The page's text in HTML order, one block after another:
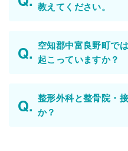
教えてください。
空知郡中富良野町で
起こっていますか？
整形外科と整骨院・
か？